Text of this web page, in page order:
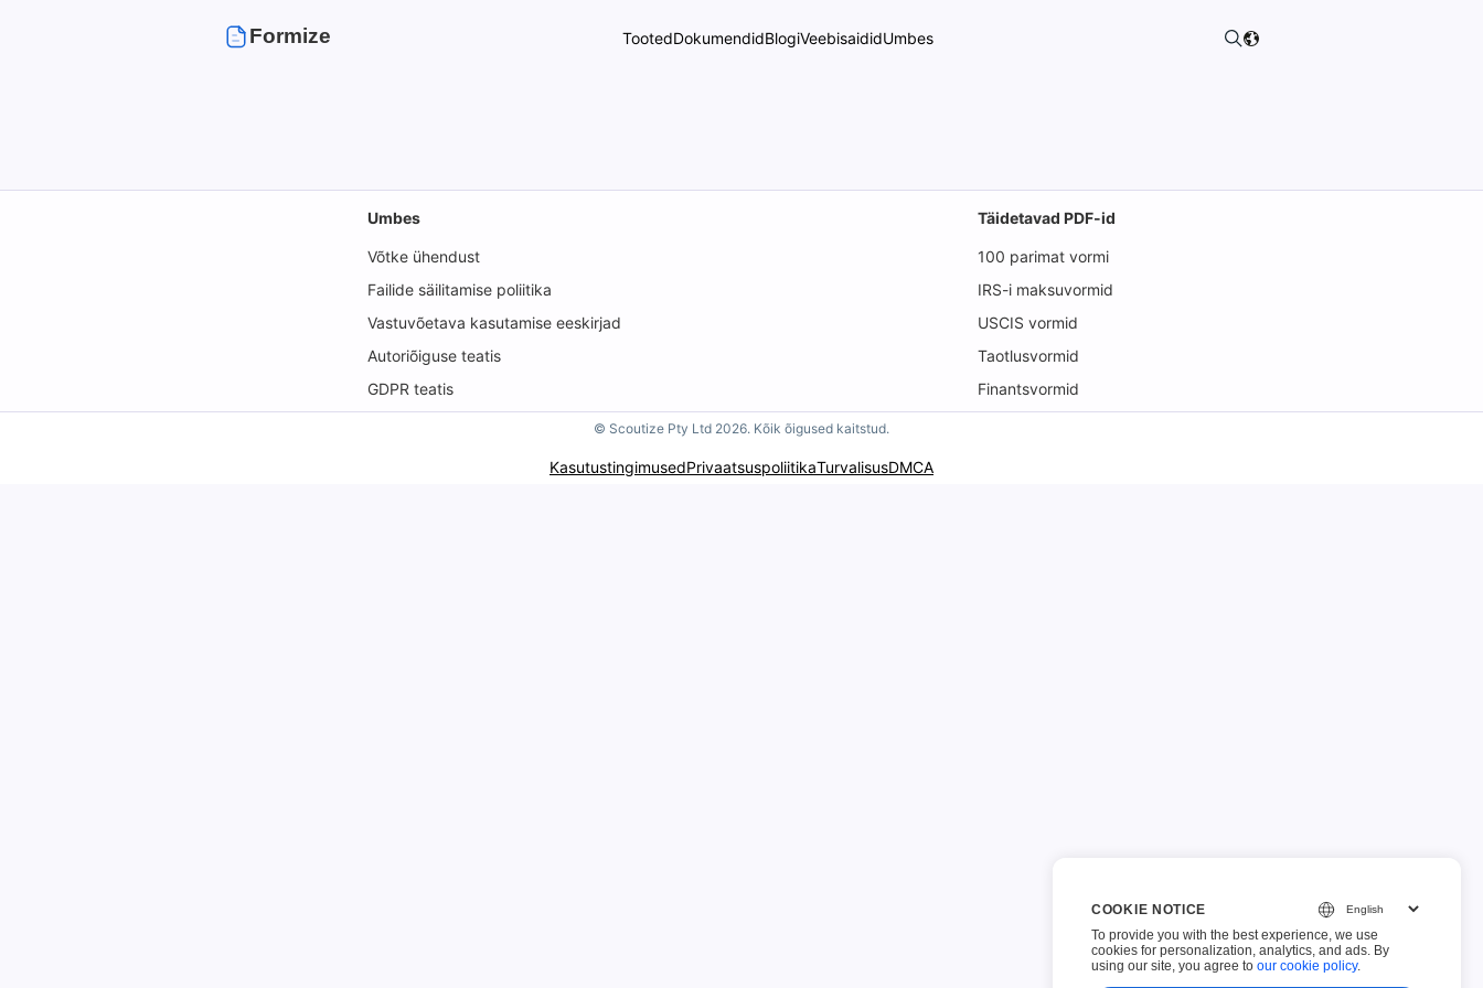
Formize TootedDokumendidBlogiVeebisaididUmbes
Umbes
Võtke ühendust
Failide säilitamise poliitika
Vastuvõetava kasutamise eeskirjad
Autoriõiguse teatis
GDPR teatis
Täidetavad PDF-id
100 parimat vormi
IRS-i maksuvormid
USCIS vormid
Taotlusvormid
Finantsvormid
© Scoutize Pty Ltd 2026. Kõik õigused kaitstud.
KasutustingimusedPrivaatsuspoliitikaTurvalisusDMCA
COOKIE NOTICE
To provide you with the best experience, we use
cookies for personalization, analytics, and ads. By
using our site, you agree to our cookie policy.